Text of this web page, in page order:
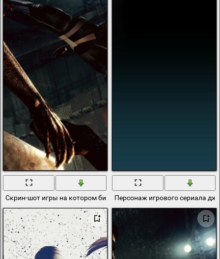
Скрин-шот игры на котором битва девушки джилл валентайн из
Персонаж игрового сериала